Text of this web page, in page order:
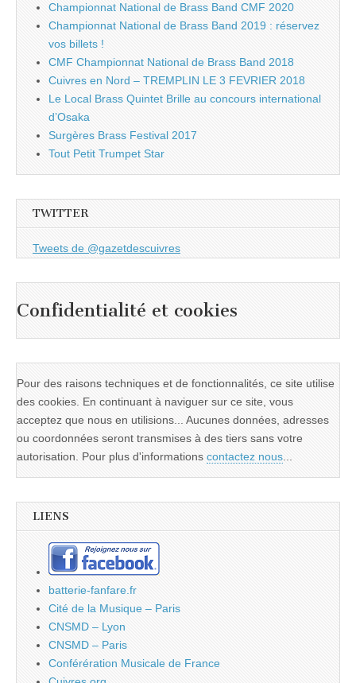
Championnat National de Brass Band CMF 2020
Championnat National de Brass Band 2019 : réservez
vos billets !
CMF Championnat National de Brass Band 2018
Cuivres en Nord – TREMPLIN LE 3 FEVRIER 2018
Le Local Brass Quintet Brille au concours international
d’Osaka
Surgères Brass Festival 2017
Tout Petit Trumpet Star
TWITTER
Tweets de @gazetdescuivres
Confidentialité et cookies
Pour des raisons techniques et de fonctionnalités, ce site utilise
des cookies. En continuant à naviguer sur ce site, vous
acceptez que nous en utilisions... Aucunes données, adresses
ou coordonnées seront transmises à des tiers sans votre
autorisation. Pour plus d'informations contactez nous...
LIENS
batterie-fanfare.fr
Cité de la Musique – Paris
CNSMD – Lyon
CNSMD – Paris
Conférération Musicale de France